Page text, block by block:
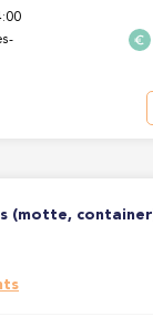
(motte,